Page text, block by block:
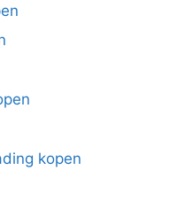
kopen